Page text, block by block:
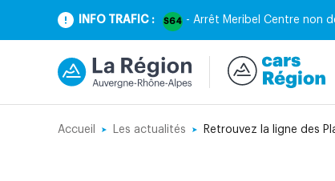
INFO TRAFIC : S64 - Arrêt Meribel Centre non
Accueil Les actualités Retrouvez la ligne des